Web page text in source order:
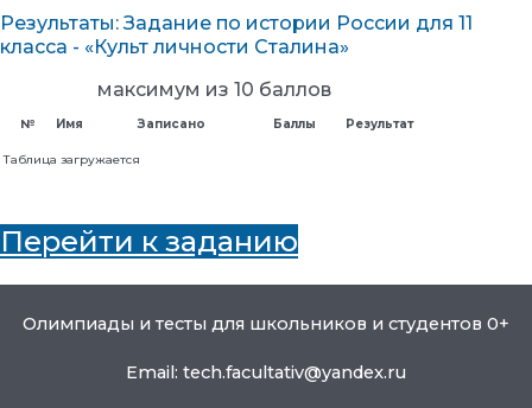
Результаты: Задание по истории России для 11
класса - «Культ личности Сталина»
максимум из 10 баллов
№ Имя Записано Баллы Результат
Таблица загружается
Перейти к заданию
Олимпиады и тесты для школьников и студентов 0+
Email: tech.facultativ@yandex.ru